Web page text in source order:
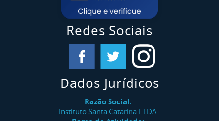
Redes Sociais
Dados Jurídicos
Razão Social:
Instituto Santa Catarina LTDA